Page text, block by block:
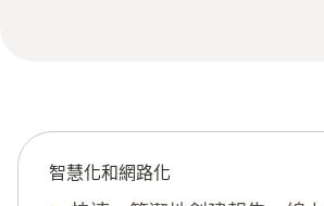
智慧化和網路化